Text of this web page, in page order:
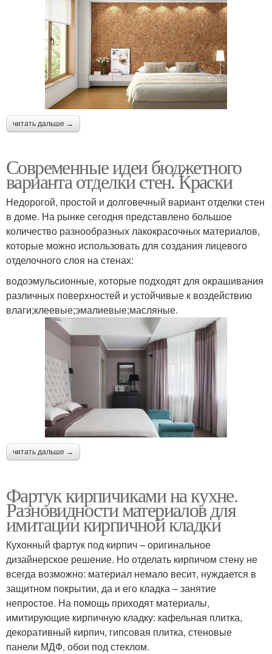
читать дальше →
Современные идеи бюджетного
варианта отделки стен. Краски
Недорогой, простой и долговечный вариант отделки стен
в доме. На рынке сегодня представлено большое
количество разнообразных лакокрасочных материалов,
которые можно использовать для создания лицевого
отделочного слоя на стенах:
водоэмульсионные, которые подходят для окрашивания
различных поверхностей и устойчивые к воздействию
влаги;клеевые;эмалиевые;масляные.
читать дальше →
Фартук кирпичиками на кухне.
Разновидности материалов для
имитации кирпичной кладки
Кухонный фартук под кирпич – оригинальное
дизайнерское решение. Но отделать кирпичом стену не
всегда возможно: материал немало весит, нуждается в
защитном покрытии, да и его кладка – занятие
непростое. На помощь приходят материалы,
имитирующие кирпичную кладку: кафельная плитка,
декоративный кирпич, гипсовая плитка, стеновые
панели МДФ, обои под стеклом.